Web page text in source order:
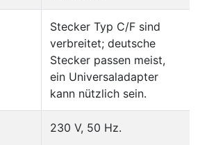
Stecker Typ C/F sind
verbreitet; deutsche
Stecker passen meist,
ein Universaladapter
kann nützlich sein.
230 V, 50 Hz.